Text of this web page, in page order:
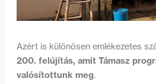
Azért is különösen emlékezetes
200. felújítás, amit Támasz
valósítottunk meg.